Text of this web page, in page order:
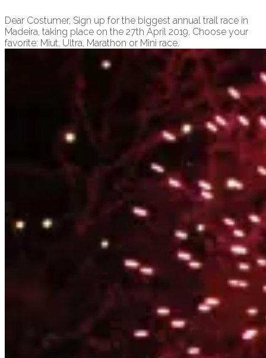
Dear Costumer, Sign up for the biggest annual trail race in
Madeira, taking place on the 27th April 2019. Choose your
favorite: Miut, Ultra, Marathon or Mini race.